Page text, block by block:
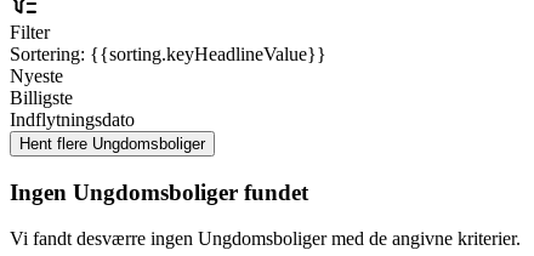
Filter
Sortering: {{sorting.keyHeadlineValue}}
Nyeste
Billigste
Indflytningsdato
Ingen Ungdomsboliger fundet
Vi fandt desværre ingen Ungdomsboliger med de angivne kriterier.